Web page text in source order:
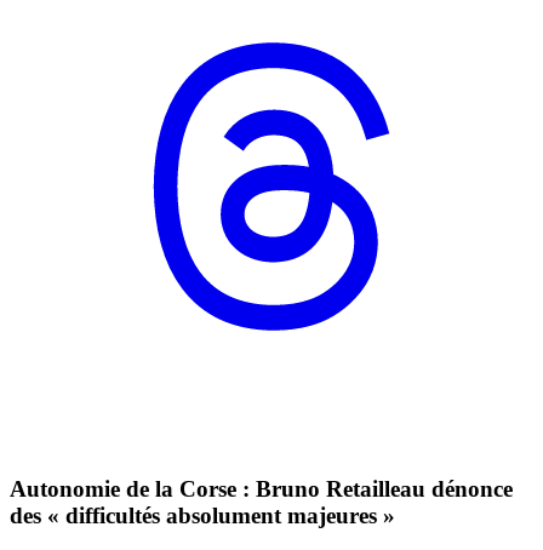
Autonomie de la Corse : Bruno Retailleau dénonce
des « difficultés absolument majeures »